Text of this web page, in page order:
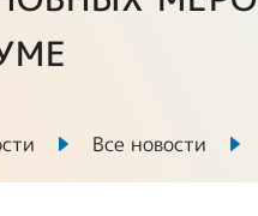
органы
Мы
Ключевые
ВОИ
Все новости